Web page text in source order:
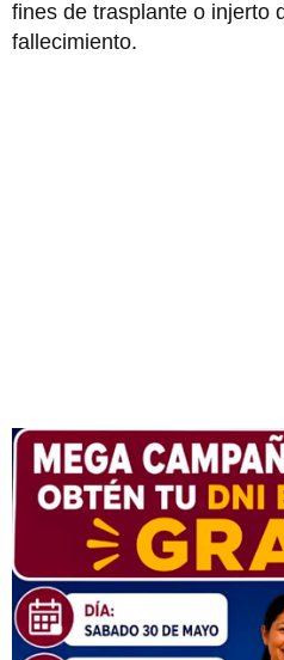
fines de trasplante o injerto
fallecimiento.